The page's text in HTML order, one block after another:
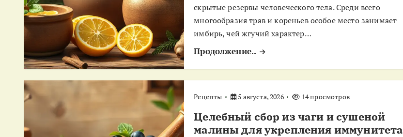
скрытые резервы человеческого тела. Среди всего
многообразия трав и кореньев особое место занимает
имбирь, чей жгучий характер…
Продолжение..
Рецепты 5 августа, 2026 14 просмотров
Целебный сбор из чаги и сушеной
малины для укрепления иммунитета